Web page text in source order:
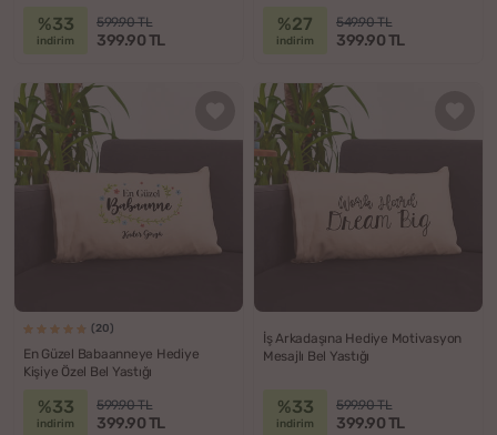
%33
indirim
599.90 TL
399.90 TL
%27
indirim
549.90 TL
399.90 TL
(20)
En Güzel Babaanneye Hediye
Kişiye Özel Bel Yastığı
%33
indirim
599.90 TL
399.90 TL
İş Arkadaşına Hediye Motivasyon
Mesajlı Bel Yastığı
%33
indirim
599.90 TL
399.90 TL